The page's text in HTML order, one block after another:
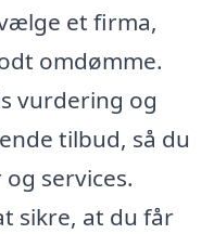
et firma,
omdømme.
vurdering og
tilbud, så du
services.
sikre, at du får